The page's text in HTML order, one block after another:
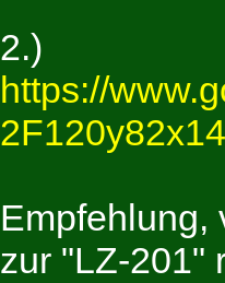
2.)
https://
2F120y82x14
Empfehlung,
zur "LZ-201"